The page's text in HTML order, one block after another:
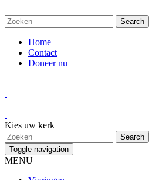
Home
Contact
Doneer nu
Kies uw kerk
Toggle navigation
MENU